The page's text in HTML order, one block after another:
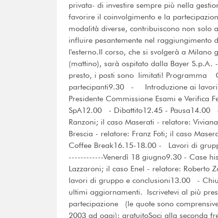
privata- di investire sempre più nella
favorire il coinvolgimento e la
modalità diverse, contribuiscono non solo
influire pesantemente nel raggiungimento
l'esterno.Il corso, che si svolgerà a
(mattino), sarà ospitato dalla Bayer
presto, i posti sono limitati! Programma
partecipanti9.30 - Introduzione ai
Presidente Commissione Esami e Verifica
SpA12.00 - Dibattito12.45 - Pausa14.00
Ranzoni; il caso Maserati - relatore:
Brescia - relatore: Franz Foti; il caso
Coffee Break16.15-18.00 - Lavori di
------------Venerdì 18 giugno9.30 - Case
Lazzaroni; il caso Enel - relatore:
lavori di gruppo e conclusioni13.00 -
ultimi aggiornamenti. Iscrivetevi al più
partecipazione (le quote sono
2003 ad oggi): gratuitoSoci alla seconda